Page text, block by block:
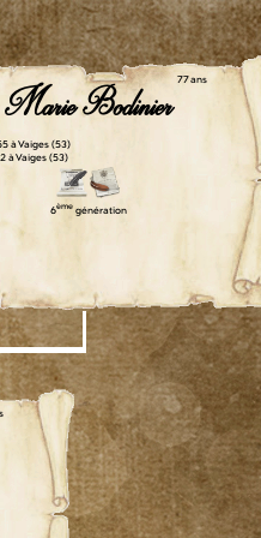
77 ans
Marie Bodinier
à Vaiges (53)
à Vaiges (53)
6ème génération